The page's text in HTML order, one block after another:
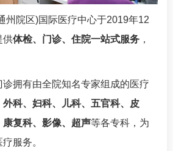
州院区)国际医疗中心于2019年12
供体检、门诊、住院一站式服务 ，
诊拥有由全院知名专家组成的医疗
科、妇科、 儿科、五官科、皮
康复科、影像、超声等各专科，为
服务。